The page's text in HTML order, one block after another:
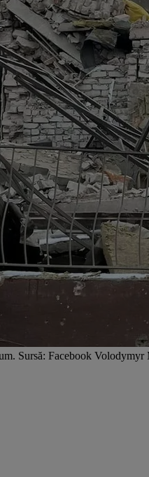
Sursă: Facebook Volodymyr